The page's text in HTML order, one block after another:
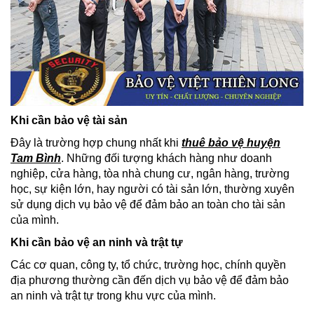
Khi cần bảo vệ tài sản
Đây là trường hợp chung nhất khi thuê bảo vệ huyện
Tam Bình. Những đối tượng khách hàng như doanh
nghiệp, cửa hàng, tòa nhà chung cư, ngân hàng, trường
học, sự kiện lớn, hay người có tài sản lớn, thường xuyên
sử dụng dịch vụ bảo vệ để đảm bảo an toàn cho tài sản
của mình.
Khi cần bảo vệ an ninh và trật tự
Các cơ quan, công ty, tổ chức, trường học, chính quyền
địa phương thường cần đến dịch vụ bảo vệ để đảm bảo
an ninh và trật tự trong khu vực của mình.